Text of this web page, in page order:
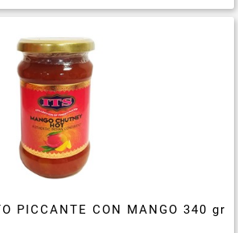
Condividi su
PICCANTE CON MANGO 340 gr